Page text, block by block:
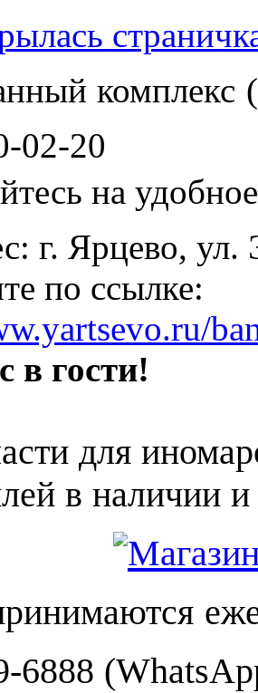
комплекс
02-20
на
г. Ярцево, ул.
по ссылке:
в гости!
для
в наличии и
6888